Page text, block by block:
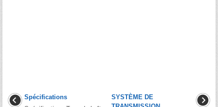
Spécifications
SYSTÈME DE